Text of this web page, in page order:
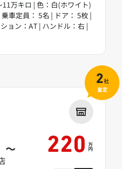
万キロ | 色：白(ホワイト)
車定員： 5名 | ドア： 5枚 |
ョン：AT | ハンドル：右 |
～ 220 万
円
2社
査定